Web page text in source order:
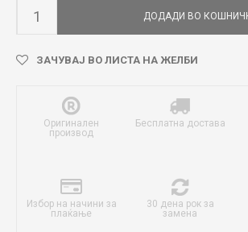
ДОДАДИ ВО
ЗАЧУВАЈ ВО ЛИСТА НА ЖЕЛБИ
Оригинален
производ
Бесплатна достава
Избор на начини за
плаќање
30 дена рок за
замена